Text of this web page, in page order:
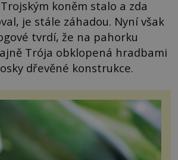
koněm stalo a zda
je stále záhadou. Nyní však
tvrdí, že na pahorku
Trója obklopená hradbami
dřevěné konstrukce.